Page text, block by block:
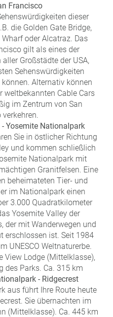
Francisco
dieser
die Golden Gate Bridge,
oder Alcatraz. Das
gilt als eines der
Großstädte der USA,
Sehenswürdigkeiten
Alternativ können
weltbekannten Cable Cars
im Zentrum von San
Yosemite Nationalpark
Sie in östlicher Richtung
und kommen schließlich
Nationalpark mit
Granitfelsen. Eine
beheimateten Tier- und
im Nationalpark einen
3.000 Quadratkilometer
Yosemite Valley der
der mit Wanderwegen und
erschlossen ist. Seit 1984
UNESCO Weltnaturerbe.
View Lodge (Mittelklasse),
des Parks. Ca. 315 km
- Ridgecrest
aus führt Ihre Route heute
Sie übernachten im
(Mittelklasse). Ca. 445 km